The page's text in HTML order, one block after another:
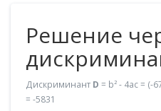
Решение
Дискриминант D = b² - 4ac = (-
= -5831